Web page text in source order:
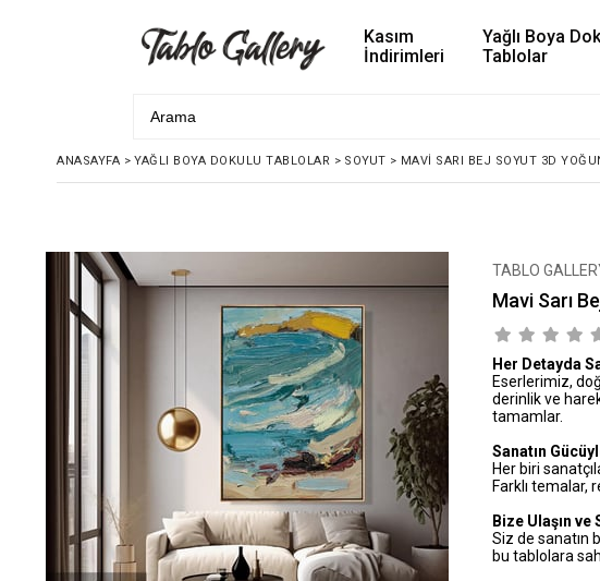
Kasım
İndirimleri
Yağlı Boya
Tablolar
ANASAYFA > YAĞLI BOYA DOKULU TABLOLAR > SOYUT > MAVI SARI BEJ SOYUT 3D
TABLO
Mavi Sarı
Her Detayda
Eserlerimiz,
derinlik ve
tamamlar.
Sanatın
Her biri
Farklı temalar,
Bize Ulaşın ve
Siz de sanatın
bu tablolara